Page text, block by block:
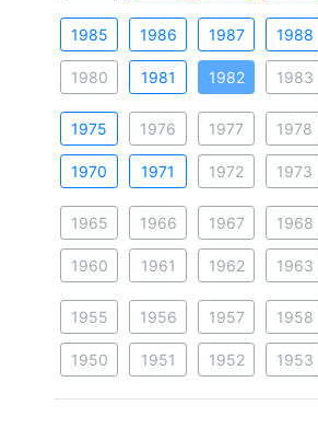
1985 1986 1987 1988
1980 1981 1982 1983
1975 1976 1977 1978
1970 1971 1972 1973
1965 1966 1967 1968
1960 1961 1962 1963
1955 1956 1957 1958
1950 1951 1952 1953